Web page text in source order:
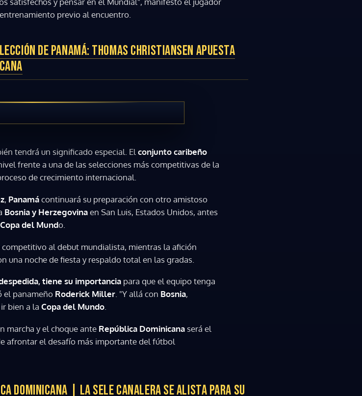
previo al encuentro.
DE PANAMÁ: THOMAS CHRISTIANSEN APUESTA
tendrá un significado especial. El conjunto caribeño
frente a una de las selecciones más competitivas de la
de crecimiento internacional.
, Panamácontinuará su preparación con otro amistoso
Bosnia y Herzegovinaen San Luis, Estados Unidos, antes
Copa del Mundo.
al debut mundialista, mientras la afición
una noche de fiesta y respaldo total en las gradas.
tiene su importancia para que el equipo tenga
el panameño Roderick Miller. "Y allá con Bosnia,
bien a la Copa del Mundo.
marcha y el choque ante República Dominicana será el
afrontar el desafío más importante del fútbol
DOMINICANA | LA SELE CANALERA SE ALISTA PARA SU